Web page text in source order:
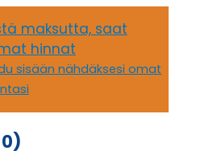
maksutta, saat
hinnat
sisään nähdäksesi omat